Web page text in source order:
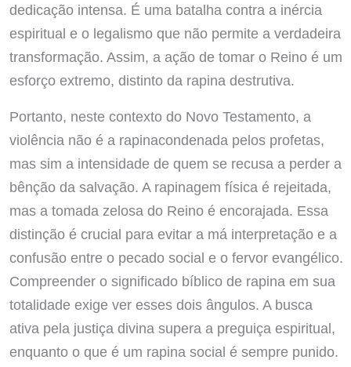
dedicação intensa. É uma batalha contra a inércia
espiritual e o legalismo que não permite a verdadeira
transformação. Assim, a ação de tomar o Reino é um
esforço extremo, distinto da rapina destrutiva.
Portanto, neste contexto do Novo Testamento, a
violência não é a rapinacondenada pelos profetas,
mas sim a intensidade de quem se recusa a perder a
bênção da salvação. A rapinagem física é rejeitada,
mas a tomada zelosa do Reino é encorajada. Essa
distinção é crucial para evitar a má interpretação e a
confusão entre o pecado social e o fervor evangélico.
Compreender o significado bíblico de rapina em sua
totalidade exige ver esses dois ângulos. A busca
ativa pela justiça divina supera a preguiça espiritual,
enquanto o que é um rapina social é sempre punido.